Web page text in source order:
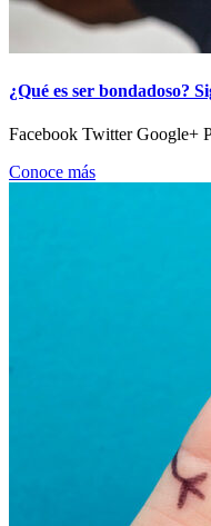
¿Qué es ser bondadoso?
Facebook Twitter Google+
Conoce más